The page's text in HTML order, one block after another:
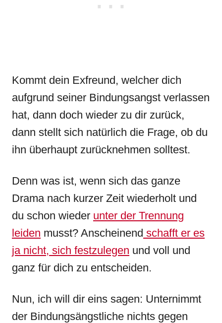
Kommt dein Exfreund, welcher dich
aufgrund seiner Bindungsangst verlassen
hat, dann doch wieder zu dir zurück,
dann stellt sich natürlich die Frage, ob du
ihn überhaupt zurücknehmen solltest.
Denn was ist, wenn sich das ganze
Drama nach kurzer Zeit wiederholt und
du schon wieder unter der Trennung
leiden musst? Anscheinend schafft er es
ja nicht, sich festzulegen und voll und
ganz für dich zu entscheiden.
Nun, ich will dir eins sagen: Unternimmt
der Bindungsängstliche nichts gegen